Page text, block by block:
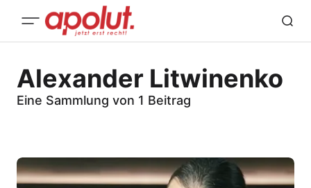
Alexander Litwinenko
Eine Sammlung von 1 Beitrag